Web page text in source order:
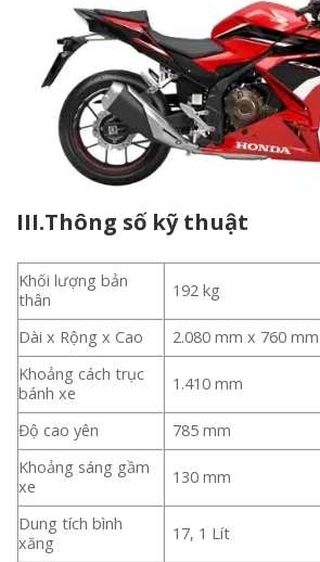
III.Thông số kỹ thuật
Khối lượng bản
thân
192 kg
Dài x Rộng x Cao
2.080 mm x 760
Khoảng cách trục
bánh xe
1.410 mm
Độ cao yên
785 mm
Khoảng sáng gầm
xe
130 mm
Dung tích bình
xăng
17, 1 Lít